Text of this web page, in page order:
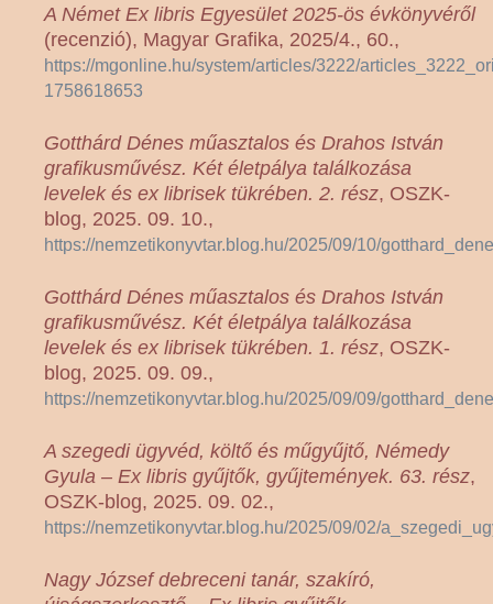
A Német Ex libris Egyesület 2025-ös évkönyvéről
(recenzió), Magyar Grafika, 2025/4., 60.,
https://mgonline.hu/system/articles/3222/
1758618653
Gotthárd Dénes műasztalos és Drahos István
grafikusművész. Két életpálya találkozása
levelek és ex librisek tükrében. 2. rész, OSZK-
blog, 2025. 09. 10.,
https://nemzetikonyvtar.blog.hu/2025/09/10/
Gotthárd Dénes műasztalos és Drahos István
grafikusművész. Két életpálya találkozása
levelek és ex librisek tükrében. 1. rész, OSZK-
blog, 2025. 09. 09.,
https://nemzetikonyvtar.blog.hu/2025/09/09/
A szegedi ügyvéd, költő és műgyűjtő, Némedy
Gyula – Ex libris gyűjtők, gyűjtemények. 63. rész,
OSZK-blog, 2025. 09. 02.,
https://nemzetikonyvtar.blog.hu/2025/09/02/
Nagy József debreceni tanár, szakíró,